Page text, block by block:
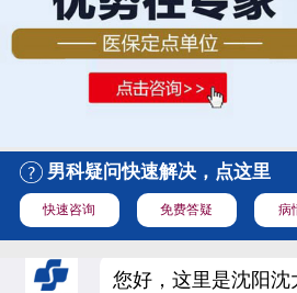
男科疑问快速解决，点这里
快速咨询 免费答疑 病
您好，这里是沈阳沈